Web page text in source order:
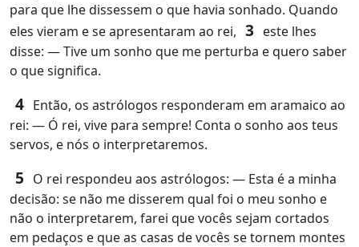
para que lhe dissessem o que havia sonhado. Quando
eles vieram e se apresentaram ao rei, 3 este lhes
disse: ― Tive um sonho que me perturba e quero saber
o que significa.
4 Então, os astrólogos responderam em aramaico ao
rei: ― Ó rei, vive para sempre! Conta o sonho aos teus
servos, e nós o interpretaremos.
5 O rei respondeu aos astrólogos: ― Esta é a minha
decisão: se não me disserem qual foi o meu sonho e
não o interpretarem, farei que vocês sejam cortados
em pedaços e que as casas de vocês se tornem montes